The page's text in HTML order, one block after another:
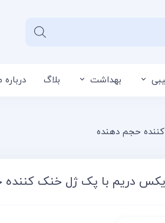
سبد خرید شما بهداشت بلاگ درباره
حجم دهنده
دریم با پک ژل خنک